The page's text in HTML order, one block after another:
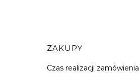
Linki w stopce
ZAKUPY
Czas realizacji zamówienia